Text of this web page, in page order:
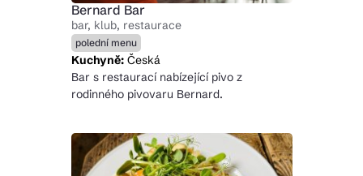
Bernard Bar
bar, klub, restaurace
polední menu
Kuchyně:Česká
Bar s restaurací nabízející pivo z
rodinného pivovaru Bernard.